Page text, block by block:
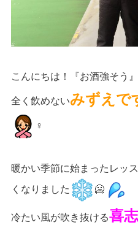
こんにちは！『お酒強そう
全く飲めないみずえで
‍♀️
暖かい季節に始まったレッ
くなりました ️🥶
冷たい風が吹き抜ける喜